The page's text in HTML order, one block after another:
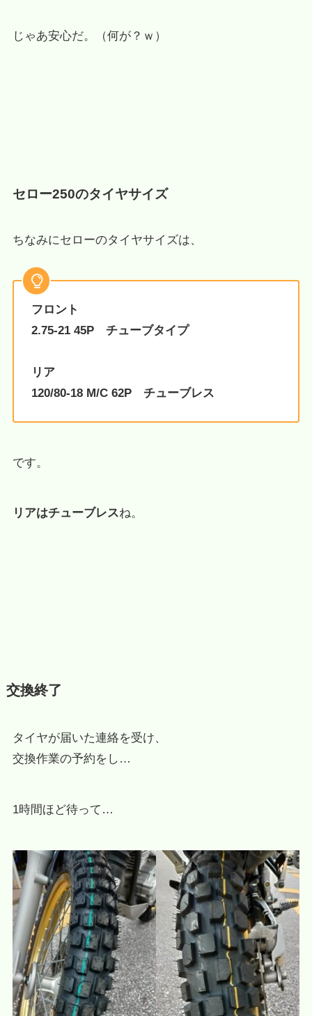
じゃあ安心だ。（何が？ｗ）
セロー250のタイヤサイズ
ちなみにセローのタイヤサイズは、
フロント
2.75-21 45P チューブタイプ
リア
120/80-18 M/C 62P チューブレス
です。
リアはチューブレスね。
交換終了
タイヤが届いた連絡を受け、
交換作業の予約をし…
1時間ほど待って…